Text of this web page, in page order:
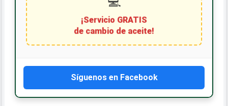
¡Servicio GRATIS
de cambio de aceite!
Síguenos en Facebook